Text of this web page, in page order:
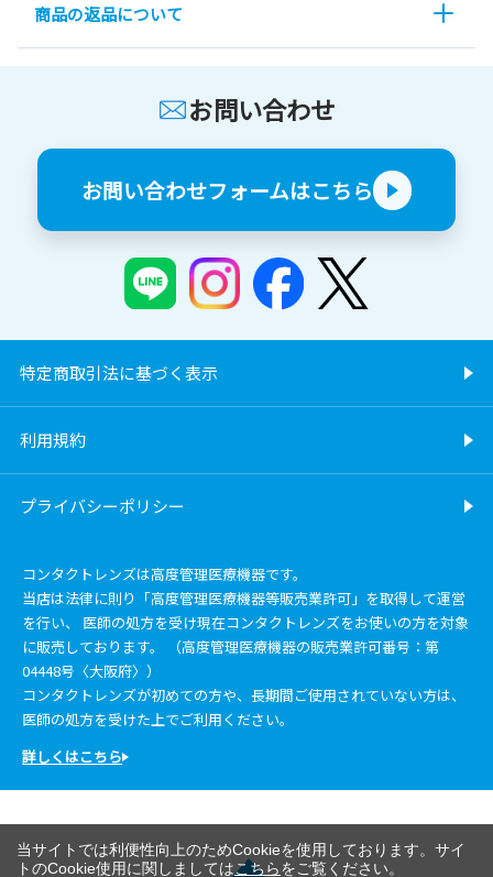
商品の返品について
お問い合わせ
お問い合わせフォームはこちら
特定商取引法に基づく表示
利用規約
プライバシーポリシー
コンタクトレンズは高度管理医療機器です。
当店は法律に則り「高度管理医療機器等販売業許可」を取得して運営
を行い、 医師の処方を受け現在コンタクトレンズをお使いの方を対象
に販売しております。 （高度管理医療機器の販売業許可番号：第
04448号〈大阪府〉）
コンタクトレンズが初めての方や、長期間ご使用されていない方は、
医師の処方を受けた上でご利用ください。
詳しくはこちら
当サイトでは利便性向上のためCookieを使用しております。サイ
トのCookie使用に関しましてはこちらをご覧ください。